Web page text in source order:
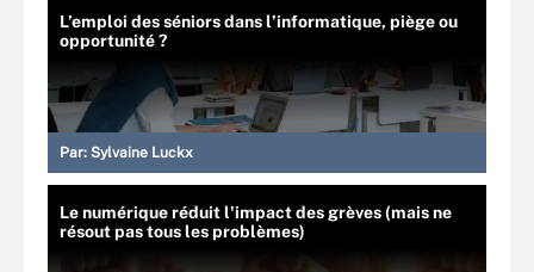
L’emploi des séniors dans l’informatique, piège ou
opportunité ?
Par: Sylvaine Luckx
Le numérique réduit l'impact des grèves (mais ne
résout pas tous les problèmes)